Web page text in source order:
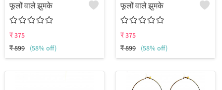
फूलों वाले झुमके
₹375
₹899 (58% off)
फूलों वाले झुमके
₹375
₹899 (58% off)